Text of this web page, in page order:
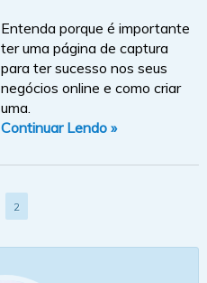
Entenda porque é importante
ter uma página de captura
para ter sucesso nos seus
negócios online e como criar
uma.
Continuar Lendo »
2